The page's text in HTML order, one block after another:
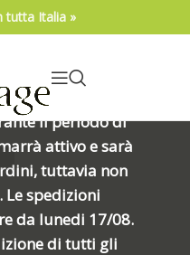
SI PREGA DI
agosto alle ore
una meritata
ore 8:00 di
il periodo di
attivo e sarà
tuttavia non
spedizioni
da lunedi 17/08.
di tutti gli
tutta Italia »